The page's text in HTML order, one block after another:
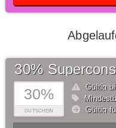
30%
GUTSCHEIN
30%
Gültig
Gültig